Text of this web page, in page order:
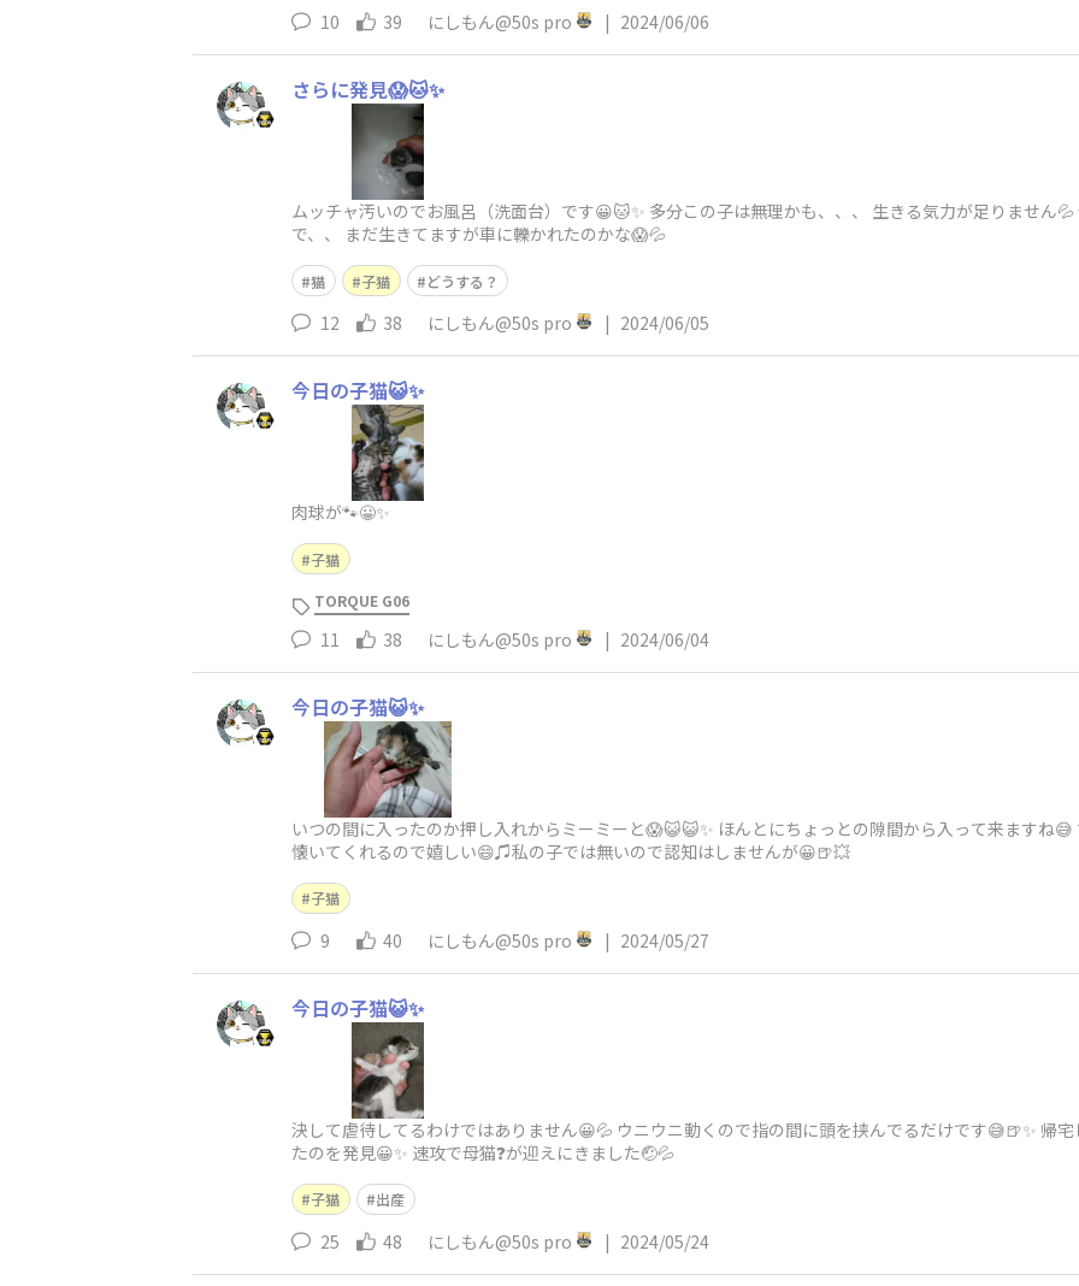
10 39 にしもん@50s pro | 2024/06/06
さらに発見😱🐱✨
ムッチャ汚いのでお風呂（洗面台）です😀🐱✨ 多分この子は無理かも、、、 生きる気力が足りません
で、、 まだ生きてますが車に轢かれたのかな😱💦
猫 子猫 どうする？
12 38 にしもん@50s pro | 2024/06/05
今日の子猫😺✨
肉球が🐾😀✨
子猫
TORQUE G06
11 38 にしもん@50s pro | 2024/06/04
今日の子猫😺✨
いつの間に入ったのか押し入れからミーミーと😱😺😺✨ ほんとにちょっとの隙間から入って来ますね😅
懐いてくれるので嬉しい😄♫私の子では無いので認知はしませんが😀🍺💥
子猫
9 40 にしもん@50s pro | 2024/05/27
今日の子猫😺✨
決して虐待してるわけではありません😀💦 ウニウニ動くので指の間に頭を挟んでるだけです😅🍺✨ 帰
たのを発見😀✨ 速攻で母猫❓が迎えにきました🤕💦
子猫 出産
25 48 にしもん@50s pro | 2024/05/24